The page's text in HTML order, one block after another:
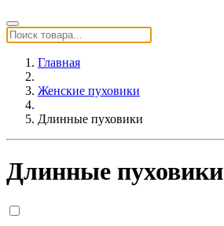
Главная
Женские пуховики
Длинные пуховики
Длинные пуховики